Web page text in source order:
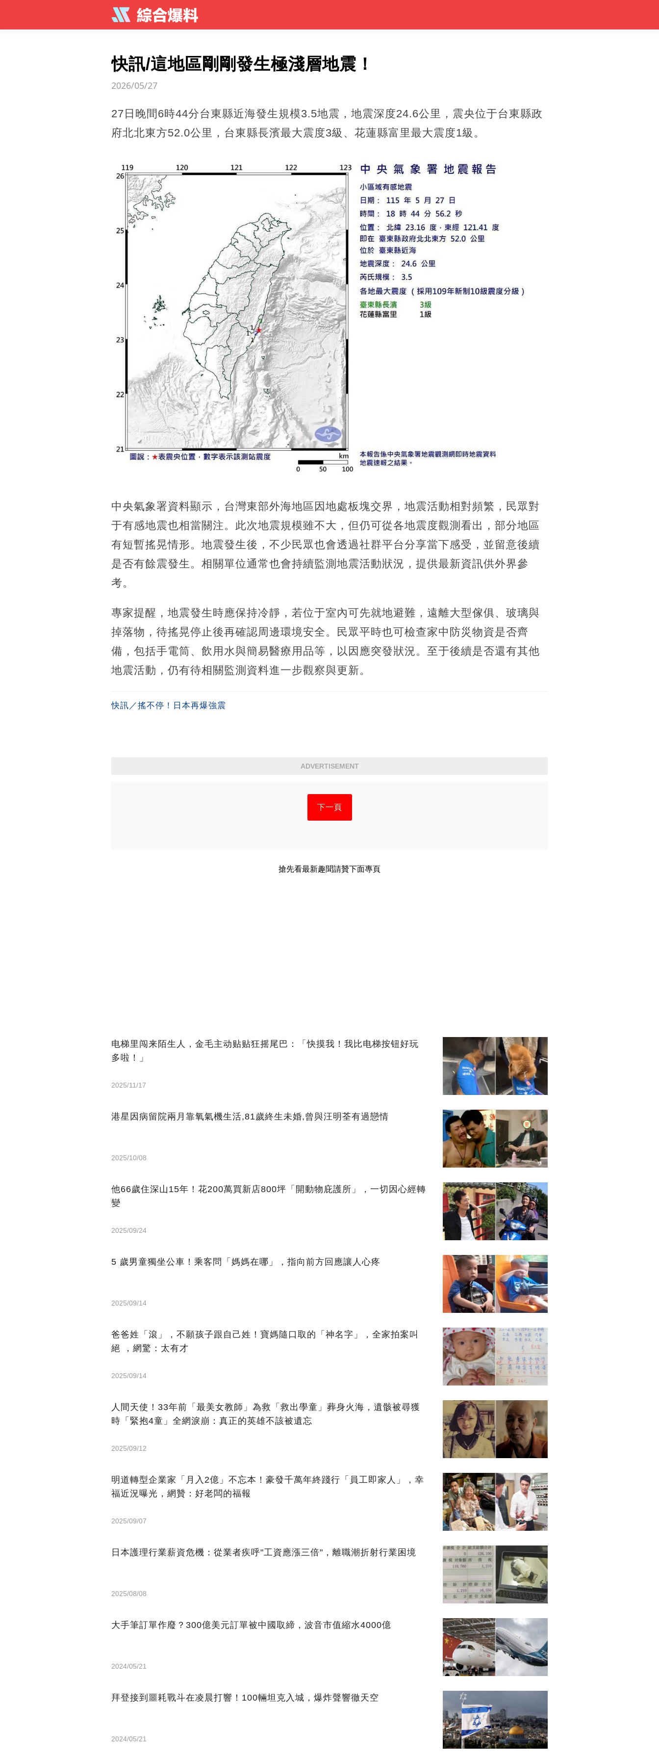
快訊/這地區剛剛發生極淺層地震！
2026/05/27
27日晚間6時44分台東縣近海發生規模3.5地震，地震深度24.6公里，震央位于台東縣政
府北北東方52.0公里，台東縣長濱最大震度3級、花蓮縣富里最大震度1級。
中央氣象署資料顯示，台灣東部外海地區因地處板塊交界，地震活動相對頻繁，民眾對
于有感地震也相當關注。此次地震規模雖不大，但仍可從各地震度觀測看出，部分地區
有短暫搖晃情形。地震發生後，不少民眾也會透過社群平台分享當下感受，並留意後續
是否有餘震發生。相關單位通常也會持續監測地震活動狀況，提供最新資訊供外界參
考。
專家提醒，地震發生時應保持冷靜，若位于室內可先就地避難，遠離大型傢俱、玻璃與
掉落物，待搖晃停止後再確認周邊環境安全。民眾平時也可檢查家中防災物資是否齊
備，包括手電筒、飲用水與簡易醫療用品等，以因應突發狀況。至于後續是否還有其他
地震活動，仍有待相關監測資料進一步觀察與更新。
快訊／搖不停！日本再爆強震
ADVERTISEMENT
下一頁
搶先看最新趣聞請贊下面專頁
电梯里闯来陌生人，金毛主动贴贴狂摇尾巴：「快摸我！我比电梯按钮好玩
多啦！」
2025/11/17
港星因病留院兩月靠氧氣機生活,81歲終生未婚,曾與汪明荃有過戀情
2025/10/08
他66歲住深山15年！花200萬買新店800坪「開動物庇護所」，一切因心經轉
變
2025/09/24
5 歲男童獨坐公車！乘客問「媽媽在哪」，指向前方回應讓人心疼
2025/09/14
爸爸姓「滾」，不願孩子跟自己姓！寶媽隨口取的「神名字」，全家拍案叫
絕 ，網驚：太有才
2025/09/14
人間天使！33年前「最美女教師」為救「救出學童」葬身火海，遺骸被尋獲
時「緊抱4童」全網淚崩：真正的英雄不該被遺忘
2025/09/12
明道轉型企業家「月入2億」不忘本！豪發千萬年終踐行「員工即家人」，幸
福近況曝光，網贊：好老闆的福報
2025/09/07
日本護理行業薪資危機：從業者疾呼"工資應漲三倍"，離職潮折射行業困境
2025/08/08
大手筆訂單作廢？300億美元訂單被中國取締，波音市值縮水4000億
2024/05/21
拜登接到噩耗戰斗在凌晨打響！100輛坦克入城，爆炸聲響徹天空
2024/05/21